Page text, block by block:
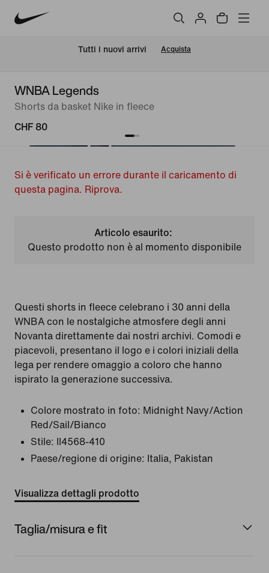
Tutti i nuovi arrivi Acquista
WNBA Legends
Shorts da basket Nike in fleece
CHF 80
Si è verificato un errore durante il caricamento di
questa pagina. Riprova.
Articolo esaurito:
Questo prodotto non è al momento disponibile
Questi shorts in fleece celebrano i 30 anni della
WNBA con le nostalgiche atmosfere degli anni
Novanta direttamente dai nostri archivi. Comodi e
piacevoli, presentano il logo e i colori iniziali della
lega per rendere omaggio a coloro che hanno
ispirato la generazione successiva.
Colore mostrato in foto: Midnight Navy/Action
Red/Sail/Bianco
Stile:
II4568-410
Paese/regione di origine: Italia, Pakistan
Visualizza dettagli prodotto
Taglia/misura e fit